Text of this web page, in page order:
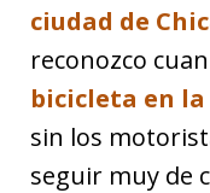
ciudad de
reconozco
bicicleta en la
sin los
seguir muy de